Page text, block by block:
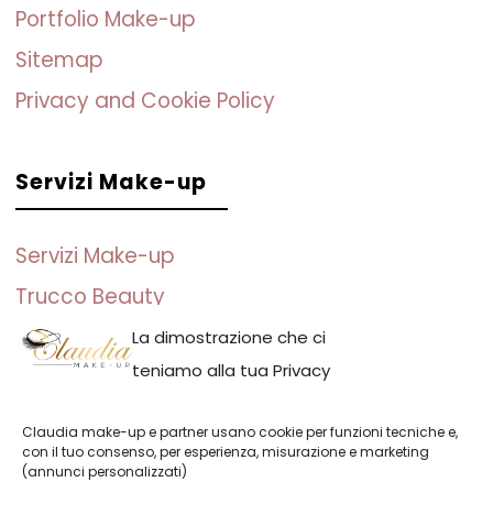
La dimostrazione che ci
teniamo alla tua Privacy
Claudia make-up e partner usano cookie per funzioni tecniche e,
con il tuo consenso, per esperienza, misurazione e marketing
(annunci personalizzati)
Portfolio Make-up
Sitemap
Privacy and Cookie Policy
Servizi Make-up
Servizi Make-up
Trucco Beauty
Trucco Sposa
Trucco per Eventi